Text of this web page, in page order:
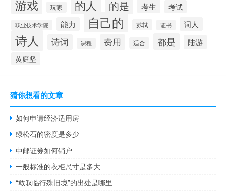
游戏 玩家 的人 的是 考生 考试
职业技术学院 能力 自己的 苏轼 证书 词人
诗人 诗词 课程 费用 适合 都是 陆游
黄庭坚
猜你想看的文章
如何申请经济适用房
绿松石的密度是多少
中邮证券如何销户
一般标准的衣柜尺寸是多大
“敢叹临行殊旧境”的出处是哪里